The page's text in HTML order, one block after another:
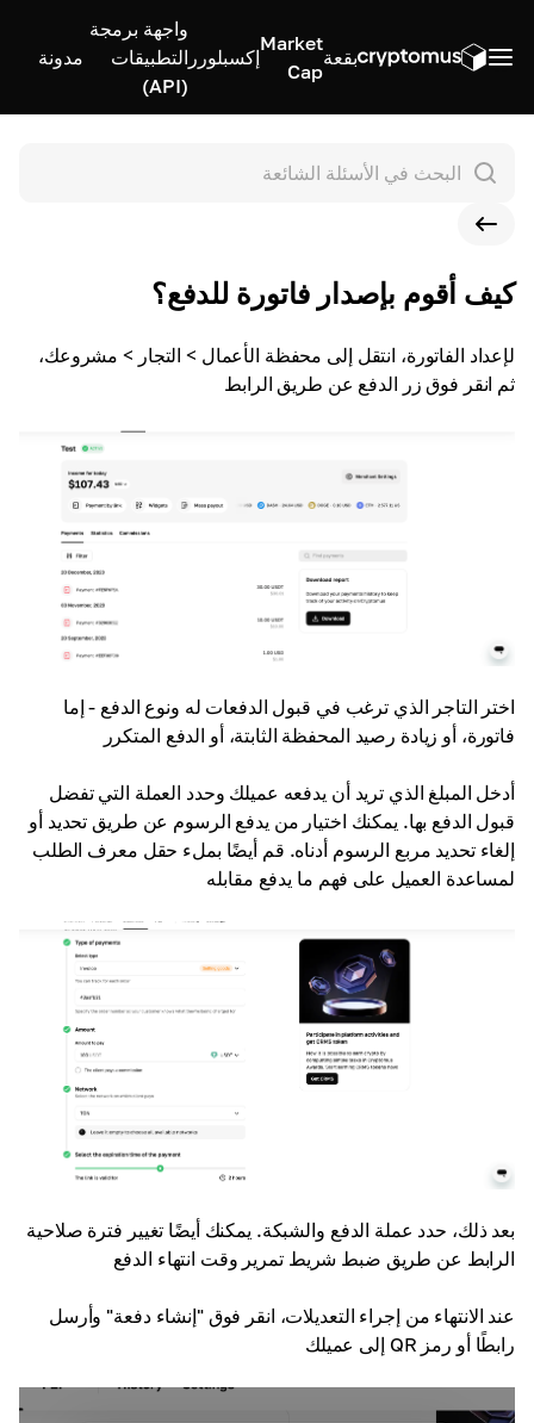
بقعة
Market
Cap
إكسبلورر
واجهة برمجة
التطبيقات
(API)
مدونة
كيف أقوم بإصدار فاتورة للدفع؟
لإعداد الفاتورة، انتقل إلى محفظة الأعمال > التجار > مشروعك،
ثم انقر فوق زر الدفع عن طريق الرابط
اختر التاجر الذي ترغب في قبول الدفعات له ونوع الدفع - إما
فاتورة، أو زيادة رصيد المحفظة الثابتة، أو الدفع المتكرر
أدخل المبلغ الذي تريد أن يدفعه عميلك وحدد العملة التي تفضل
قبول الدفع بها. يمكنك اختيار من يدفع الرسوم عن طريق تحديد أو
إلغاء تحديد مربع الرسوم أدناه. قم أيضًا بملء حقل معرف الطلب
لمساعدة العميل على فهم ما يدفع مقابله
بعد ذلك، حدد عملة الدفع والشبكة. يمكنك أيضًا تغيير فترة صلاحية
الرابط عن طريق ضبط شريط تمرير وقت انتهاء الدفع
عند الانتهاء من إجراء التعديلات، انقر فوق "إنشاء دفعة" وأرسل
رابطًا أو رمز QR إلى عميلك